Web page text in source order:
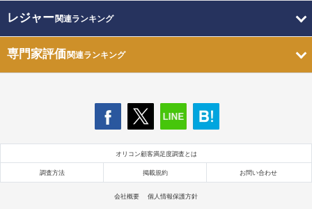
レジャー関連ランキング
専門家評価関連ランキング
オリコン顧客満足度調査とは
調査方法 掲載規約 お問い合わせ
会社概要 個人情報保護方針